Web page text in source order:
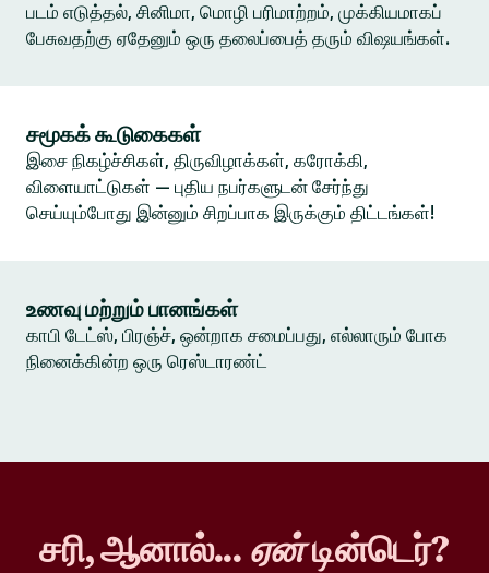
படம் எடுத்தல், சினிமா, மொழி பரிமாற்றம், முக்கியமாகப்
பேசுவதற்கு ஏதேனும் ஒரு தலைப்பைத் தரும் விஷயங்கள்.
சமூகக் கூடுகைகள்
இசை நிகழ்ச்சிகள், திருவிழாக்கள், கரோக்கி,
விளையாட்டுகள் — புதிய நபர்களுடன் சேர்ந்து
செய்யும்போது இன்னும் சிறப்பாக இருக்கும் திட்டங்கள்!
உணவு மற்றும் பானங்கள்
காபி டேட்ஸ், பிரஞ்ச், ஒன்றாக சமைப்பது, எல்லாரும் போக
நினைக்கின்ற ஒரு ரெஸ்டாரண்ட்
சரி, ஆனால்... ஏன்டின்டெர்?